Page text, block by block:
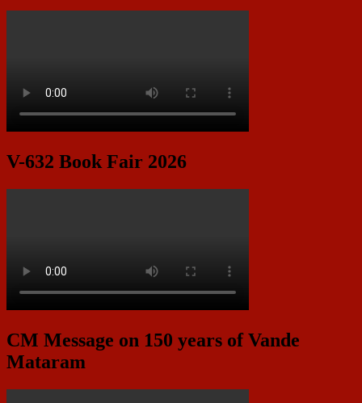
V-632 Book Fair 2026
CM Message on 150 years of Vande
Mataram